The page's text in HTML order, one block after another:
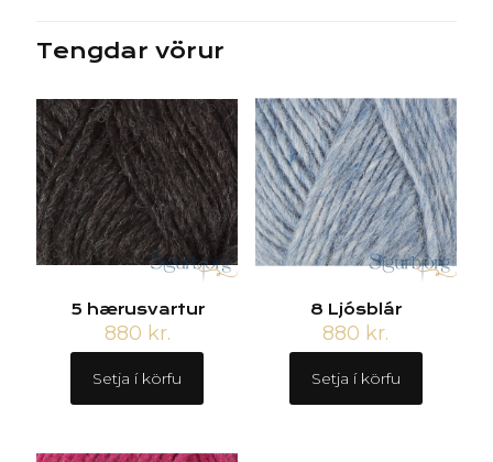
Tengdar vörur
5 hærusvartur
880 kr.
Setja í körfu
8 Ljósblár
880 kr.
Setja í körfu